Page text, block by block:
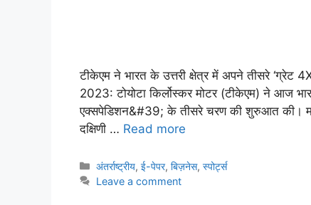
टीकेएम ने भारत के उत्तरी क्षेत्र में अपने तीसरे ‘ग्रेट
2023: टोयोटा किर्लोस्कर मोटर (टीकेएम) ने आज
एक्सपेडिशन&#39; के तीसरे चरण की शुरुआत की।
दक्षिणी … Read more
अंतर्राष्ट्रीय,ई-पेपर,बिज़नेस,स्पोर्ट्स
Leave a comment